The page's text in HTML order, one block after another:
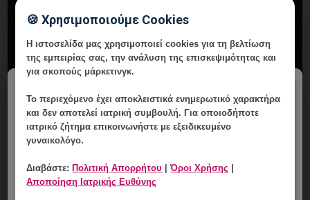
Εξατομικευμένο Πλάνο Επόμενων
Βημάτων για HPV στη Γλυφάδα
Εξατομικευμένο Πλάνο Επόμενων Βημάτων για HPV
🍪 Χρησιμοποιούμε Cookies
Η ιστοσελίδα μας χρησιμοποιεί cookies για τη βελτίωση
της εμπειρίας σας, την ανάλυση της επισκεψιμότητας και
για σκοπούς μάρκετινγκ.
Το περιεχόμενο έχειαποκλειστικά ενημερωτικό χαρακτήρα
και δεν αποτελεί ιατρική συμβουλή. Για οποιοδήποτε
ιατρικό ζήτημα επικοινωνήστε με εξειδικευμένο
γυναικολόγο.
Διαβάστε: Πολιτική Απορρήτου |Όροι Χρήσης
Αποποίηση Ιατρικής Ευθύνης